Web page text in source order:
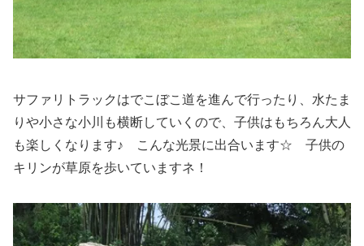
サファリトラックはでこぼこ道を進んで行ったり、水たま
りや小さな小川も横断していくので、子供はもちろん大人
も楽しくなります♪ こんな光景に出合います☆ 子供の
キリンが草原を歩いていますネ！